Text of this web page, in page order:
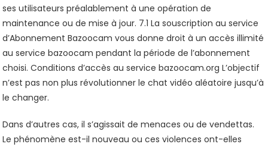
ses utilisateurs préalablement à une opération de
maintenance ou de mise à jour. 7.1 La souscription au service
d’Abonnement Bazoocam vous donne droit à un accès illimité
au service bazoocam pendant la période de l’abonnement
choisi. Conditions d’accès au service bazoocam.org L’objectif
n’est pas non plus révolutionner le chat vidéo aléatoire jusqu’à
le changer.
Dans d’autres cas, il s’agissait de menaces ou de vendettas.
Le phénomène est-il nouveau ou ces violences ont-elles